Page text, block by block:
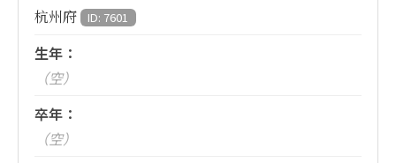
杭州府 ID: 7601
生年：
（空）
卒年：
（空）